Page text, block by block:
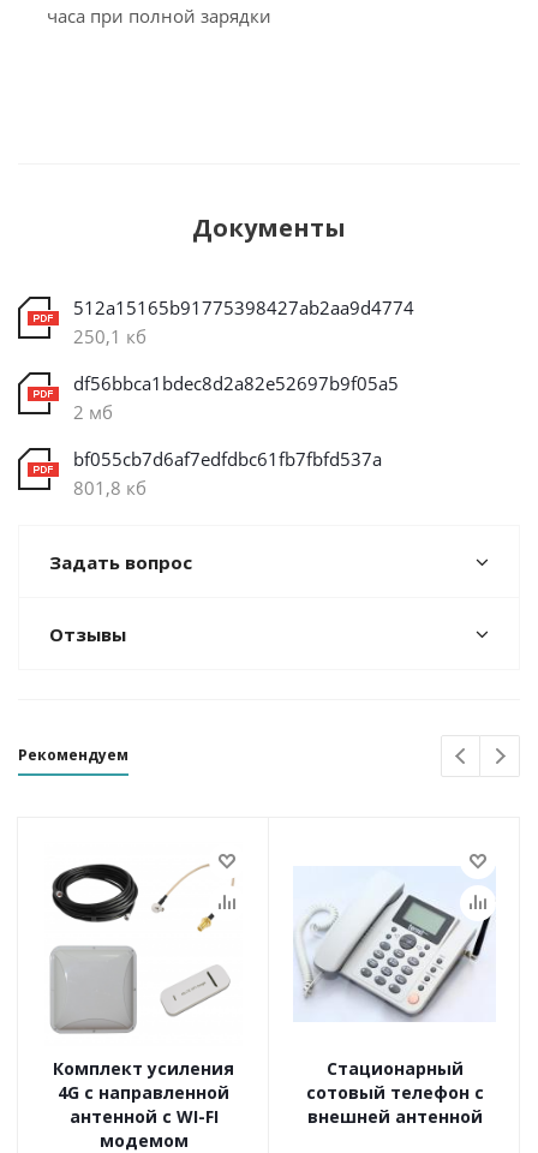
часа при полной зарядки
Документы
512a15165b91775398427ab2aa9d4774
250,1 кб
df56bbca1bdec8d2a82e52697b9f05a5
2 мб
bf055cb7d6af7edfdbc61fb7fbfd537a
801,8 кб
Задать вопрос
Отзывы
Рекомендуем
Комплект усиления
4G с направленной
антенной с WI-FI
модемом
Стационарный
сотовый телефон с
внешней антенной